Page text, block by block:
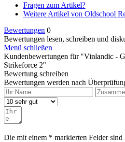
Fragen zum Artikel?
Weitere Artikel von Oldschool
Bewertungen 0
Bewertungen lesen, schreiben und
Menü schließen
Kundenbewertungen für "Vinlandic -
Strikeforce 2"
Bewertung schreiben
Bewertungen werden nach
Die mit einem * markierten Felder sind